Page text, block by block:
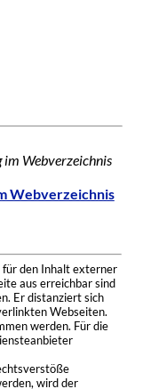
im Webverzeichnis
Webverzeichnis
den Inhalt externer
aus erreichbar sind
Er distanziert sich
Webseiten.
werden. Für die
wird der